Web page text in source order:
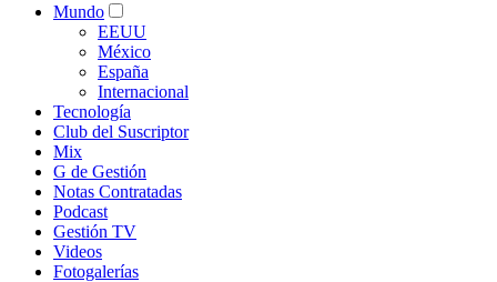
Mundo
EEUU
México
España
Internacional
Tecnología
Club del Suscriptor
Mix
G de Gestión
Notas Contratadas
Podcast
Gestión TV
Videos
Fotogalerías